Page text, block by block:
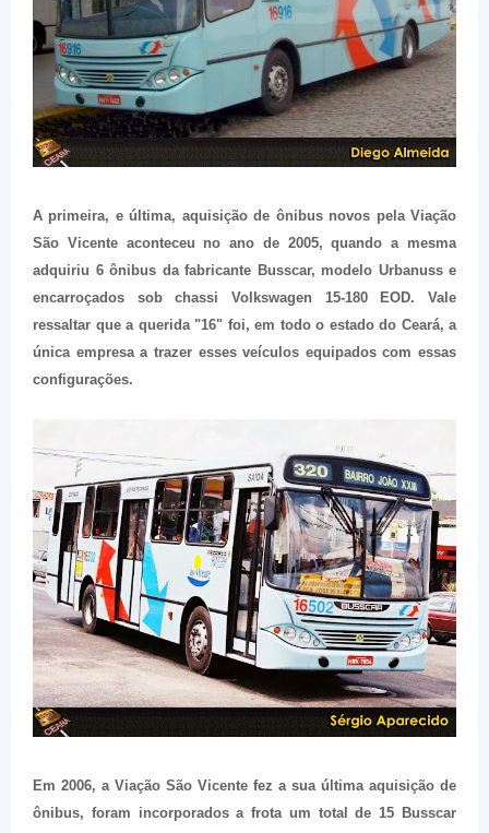
A primeira, e última, aquisição de ônibus novos pela Viação
São Vicente aconteceu no ano de 2005, quando a mesma
adquiriu 6 ônibus da fabricante Busscar, modelo Urbanuss e
encarroçados sob chassi Volkswagen 15-180 EOD. Vale
ressaltar que a querida "16" foi, em todo o estado do Ceará, a
única empresa a trazer esses veículos equipados com essas
configurações.
Em 2006, a Viação São Vicente fez a sua última aquisição de
ônibus, foram incorporados a frota um total de 15 Busscar